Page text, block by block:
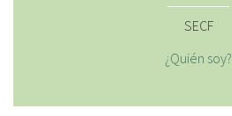
SECF
¿Quién soy?